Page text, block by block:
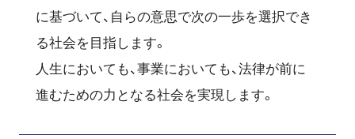
に基づいて、自らの意思で次の一歩を選択でき
る社会を目指します。
人生においても、事業においても、法律が前に
進むための力となる社会を実現します。